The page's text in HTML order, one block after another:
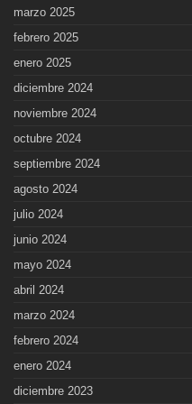
marzo 2025
febrero 2025
enero 2025
diciembre 2024
noviembre 2024
octubre 2024
septiembre 2024
agosto 2024
julio 2024
junio 2024
mayo 2024
abril 2024
marzo 2024
febrero 2024
enero 2024
diciembre 2023